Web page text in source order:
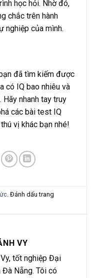
học hỏi. Nhờ đó,
chắc trên hành
nghiệp của mình.
đã tìm kiếm được
có IQ bao nhiêu và
nhanh tay truy
các bài test IQ
vị khác bạn nhé!
. Đánh dấu trang
VY
tốt nghiệp Đại
Đà Nẵng. Tôi có